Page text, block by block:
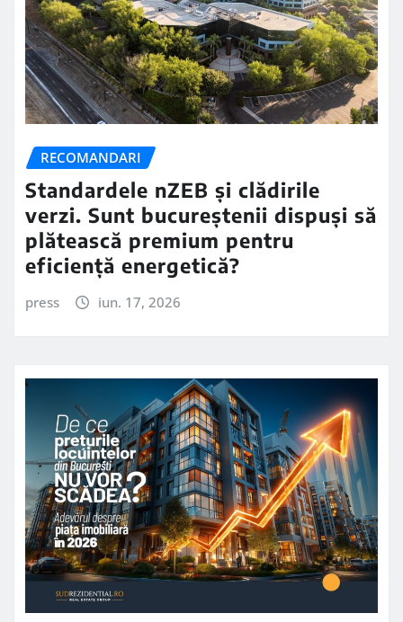
RECOMANDARI
Standardele nZEB și clădirile
verzi. Sunt bucureștenii dispuși să
plătească premium pentru
eficiență energetică?
press iun. 17, 2026